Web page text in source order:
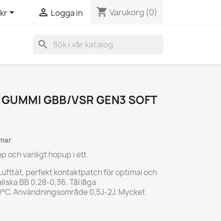
  Logga in shopping_cart Varukorg (0)
search
GBB/VSR GEN3 SOFT
och vanligt hopup i ett.
perfekt kontaktpatch för optimal och
BB 0,28-0,36. Tål låga
Användningsområde 0,5J-2J. Mycket